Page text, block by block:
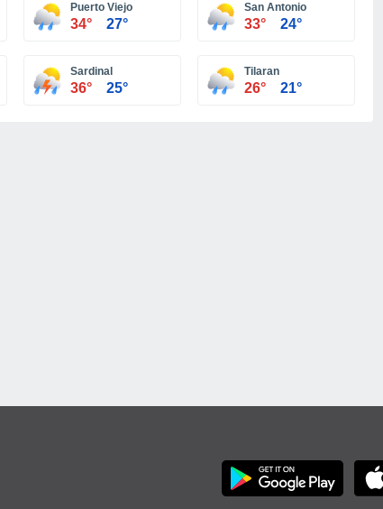
Puerto Viejo
34° 27°
San Antonio
33° 24°
Sardinal
36° 25°
Tilaran
26° 21°